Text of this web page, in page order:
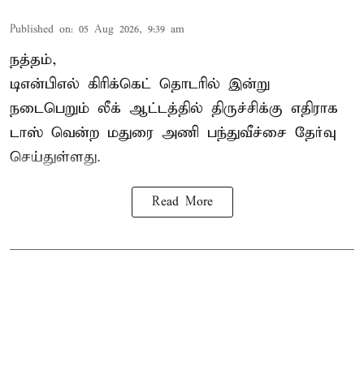
Published on: 05 Aug 2026, 9:39 am
நத்தம்,
டிஎன்பிஎல் கிரிக்கெட் தொடரில் இன்று
நடைபெறும் லீக் ஆட்டத்தில் திருச்சிக்கு எதிராக
டாஸ் வென்ற மதுரை அணி பந்துவீச்சை தேர்வு
செய்துள்ளது.
Read More